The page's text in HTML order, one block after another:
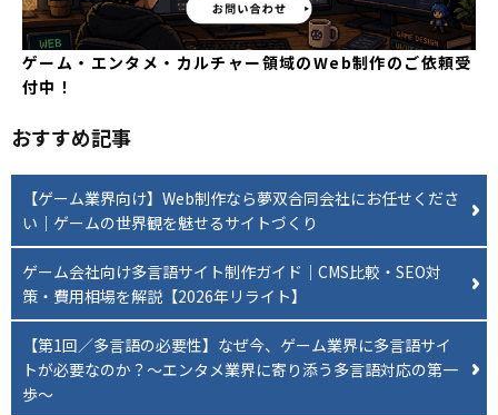
ゲーム・エンタメ・カルチャー領域のWeb制作のご依頼受
付中！
おすすめ記事
【ゲーム業界向け】Web制作なら夢双合同会社にお任せくださ
い｜ゲームの世界観を魅せるサイトづくり
ゲーム会社向け多言語サイト制作ガイド｜CMS比較・SEO対
策・費用相場を解説【2026年リライト】
【第1回／多言語の必要性】なぜ今、ゲーム業界に多言語サイ
トが必要なのか？〜エンタメ業界に寄り添う多言語対応の第一
歩〜